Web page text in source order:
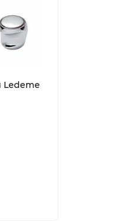
Ledeme